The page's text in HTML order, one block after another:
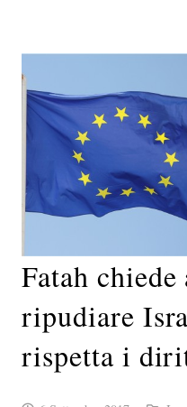
Fatah
ripudiare
rispetta i